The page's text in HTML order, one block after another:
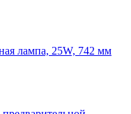
лампа, 25W, 742 мм